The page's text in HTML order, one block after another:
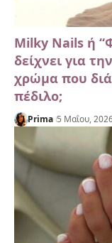
Milky Nails ή
δείχνει για
χρώμα που
πέδιλο;
Prima 5 Μαΐου,